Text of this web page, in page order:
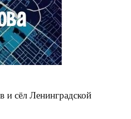
и сёл Ленинградской